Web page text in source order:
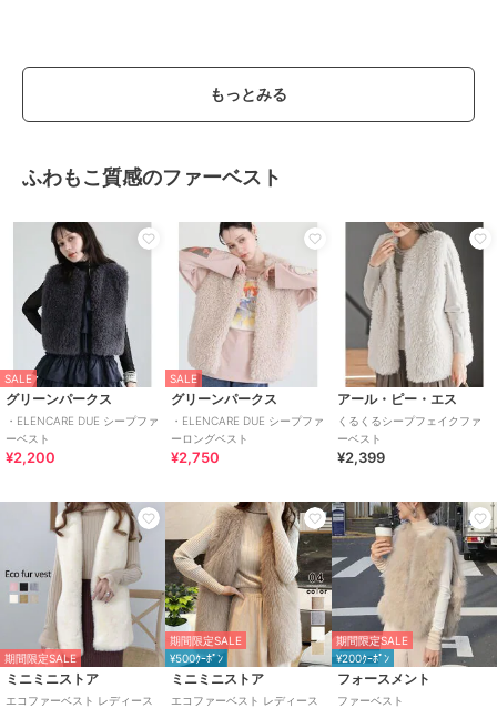
もっとみる
ふわもこ質感のファーベスト
SALE
グリーンパークス
・ELENCARE DUE シープファ
ーベスト
¥2,200
SALE
グリーンパークス
・ELENCARE DUE シープファ
ーロングベスト
¥2,750
アール・ピー・エス
くるくるシープフェイクファ
ーベスト
¥2,399
期間限定SALE
ミニミニストア
エコファーベスト レディース
期間限定SALE
¥500ｸｰﾎﾟﾝ
ミニミニストア
エコファーベスト レディース
期間限定SALE
¥200ｸｰﾎﾟﾝ
フォースメント
ファーベスト